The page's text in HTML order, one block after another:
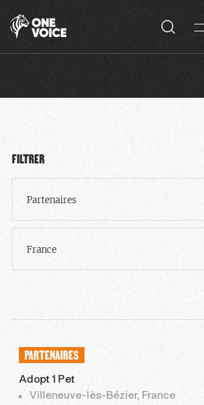
FILTRER
Partenaires
France
PARTENAIRES
Adopt 1 Pet
Villeneuve-lès-Bézier, France